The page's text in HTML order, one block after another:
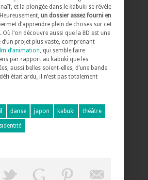
et la plongée dans le kabuki se révèle
un dossier assez fourni en
d’apprendre plein de choses sur cet
l’on découvre aussi que la BD est une
projet plus vaste, comprenant
d’animation, qui semble faire
par rapport au kabuki que les
aussi belles soient-elles, d’une bande
était ardu, il n’est pas totalement
danse japon kabuki théâtre